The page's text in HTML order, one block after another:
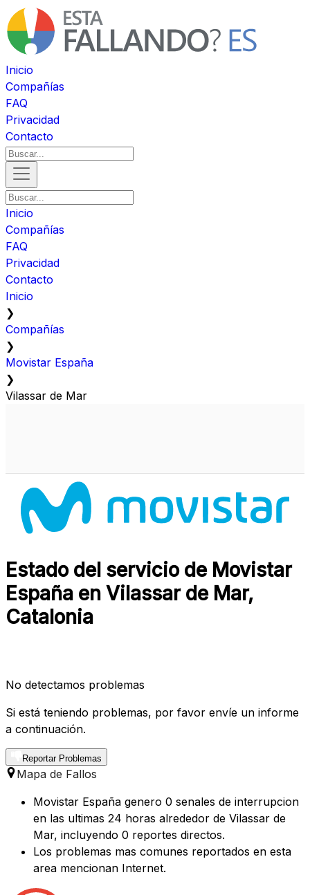
Inicio
Compañías
FAQ
Privacidad
Contacto
Inicio
Compañías
FAQ
Privacidad
Contacto
Inicio
❯
Compañías
❯
Movistar España
❯
Vilassar de Mar
Estado del servicio de Movistar
España en Vilassar de Mar,
Catalonia
No detectamos problemas
Si está teniendo problemas, por favor envíe un informe
a continuación.
Reportar Problemas
Mapa de Fallos
Movistar España genero 0 senales de interrupcion
en las ultimas 24 horas alrededor de Vilassar de
Mar, incluyendo 0 reportes directos.
Los problemas mas comunes reportados en esta
area mencionan Internet.